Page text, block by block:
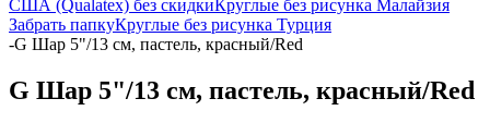
США (Qualatex) без скидкиКруглые без рисунка Малайзия
Забрать папкуКруглые без рисунка Турция
-G Шар 5"/13 см, пастель, красный/Red
G Шар 5"/13 см, пастель, красный/Red